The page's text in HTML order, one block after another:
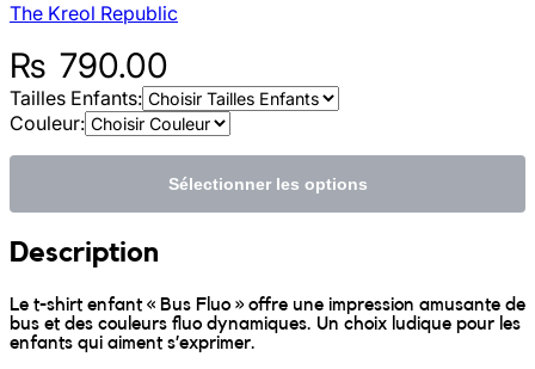
The Kreol Republic
₨ 790.00
Tailles Enfants:
Couleur:
Sélectionner les options
Description
Le t-shirt enfant « Bus Fluo » offre une impression amusante de
bus et des couleurs fluo dynamiques. Un choix ludique pour les
enfants qui aiment s’exprimer.
Sesame Moris
The Kreol Republic
The Little Big People